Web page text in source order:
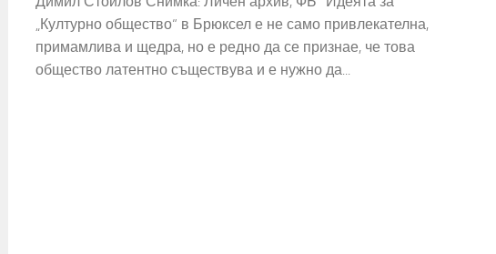
„Културно общество“ в Брюксел е не само привлекателна,
примамлива и щедра, но е редно да се признае, че това
общество латентно съществува и е нужно да...